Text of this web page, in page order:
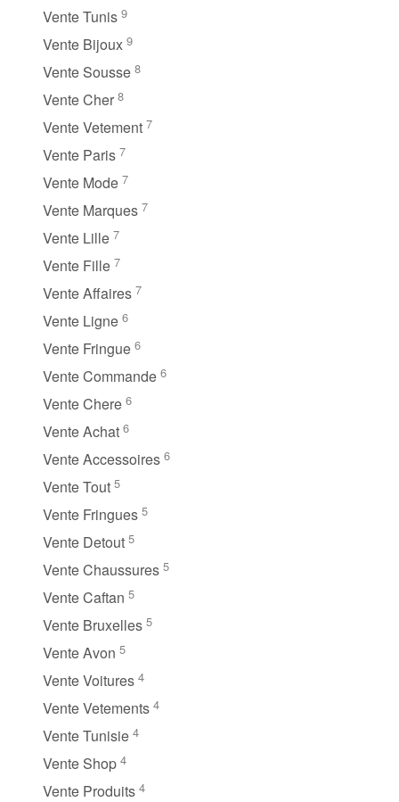
Vente Tunis 9
Vente Bijoux 9
Vente Sousse 8
Vente Cher 8
Vente Vetement 7
Vente Paris 7
Vente Mode 7
Vente Marques 7
Vente Lille 7
Vente Fille 7
Vente Affaires 7
Vente Ligne 6
Vente Fringue 6
Vente Commande 6
Vente Chere 6
Vente Achat 6
Vente Accessoires 6
Vente Tout 5
Vente Fringues 5
Vente Detout 5
Vente Chaussures 5
Vente Caftan 5
Vente Bruxelles 5
Vente Avon 5
Vente Voitures 4
Vente Vetements 4
Vente Tunisie 4
Vente Shop 4
Vente Produits 4